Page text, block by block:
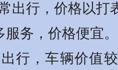
出行，价格以打
服务，价格便宜。
行，车辆价值